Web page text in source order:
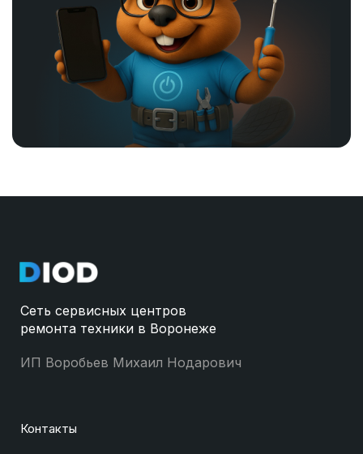
Сеть сервисных центров
ремонта техники в Воронеже
ИП Воробьев Михаил Нодарович
Контакты